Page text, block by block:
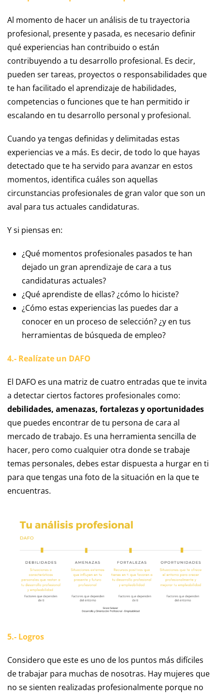
Al momento de hacer un análisis de tu trayectoria
profesional, presente y pasada, es necesario definir
qué experiencias han contribuido o están
contribuyendo a tu desarrollo profesional. Es decir,
pueden ser tareas, proyectos o responsabilidades que
te han facilitado el aprendizaje de habilidades,
competencias o funciones que te han permitido ir
escalando en tu desarrollo personal y profesional.
Cuando ya tengas definidas y delimitadas estas
experiencias ve a más. Es decir, de todo lo que hayas
detectado que te ha servido para avanzar en estos
momentos, identifica cuáles son aquellas
circunstancias profesionales de gran valor que son un
aval para tus actuales candidaturas.
Y si piensas en:
¿Qué momentos profesionales pasados te han
dejado un gran aprendizaje de cara a tus
candidaturas actuales?
¿Qué aprendiste de ellas? ¿cómo lo hiciste?
¿Cómo estas experiencias las puedes dar a
conocer en un proceso de selección? ¿y en tus
herramientas de búsqueda de empleo?
4.- Realízate un DAFO
El DAFO es una matriz de cuatro entradas que te invita
a detectar ciertos factores profesionales como:
debilidades, amenazas, fortalezas y oportunidades
que puedes encontrar de tu persona de cara al
mercado de trabajo. Es una herramienta sencilla de
hacer, pero como cualquier otra donde se trabaje
temas personales, debes estar dispuesta a hurgar en ti
para que tengas una foto de la situación en la que te
encuentras.
5.- Logros
Considero que este es uno de los puntos más difíciles
de trabajar para muchas de nosotras. Hay mujeres que
no se sienten realizadas profesionalmente porque no